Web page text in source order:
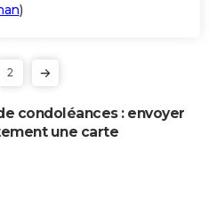
)
2
condoléances : envoyer
une carte